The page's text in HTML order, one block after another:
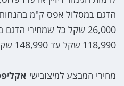
26,000 שקל כל שמחירי
118,990 שקל עד 148,990 שקל.
מחירי המבצע למיצובישי